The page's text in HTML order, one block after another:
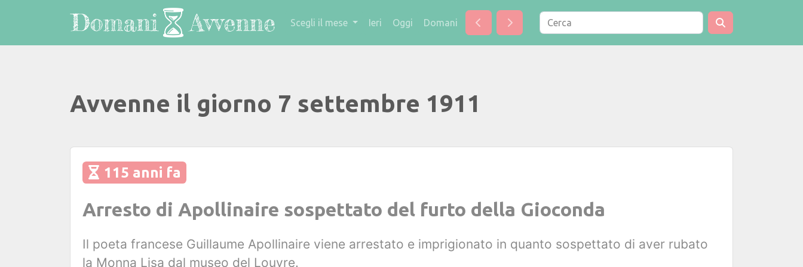
Scegli il mese Ieri Oggi Domani
Avvenne il giorno 7 settembre 1911
115 anni fa
Arresto di Apollinaire sospettato del furto della Gioconda
Il poeta francese Guillaume Apollinaire viene arrestato e imprigionato in quanto sospettato di aver rubato
la Monna Lisa dal museo del Louvre.